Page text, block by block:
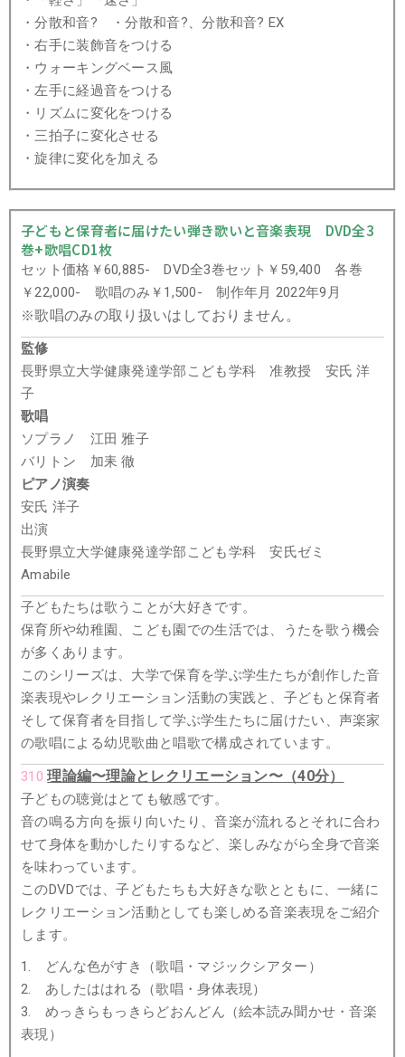
・分散和音? ・分散和音?、分散和音? EX
・右手に装飾音をつける
・ウォーキングベース風
・左手に経過音をつける
・リズムに変化をつける
・三拍子に変化させる
・旋律に変化を加える
子どもと保育者に届けたい弾き歌いと音楽表現 DVD全3
巻+歌唱CD1枚
セット価格￥60,885- DVD全3巻セット￥59,400 各巻
￥22,000- 歌唱のみ￥1,500-制作年月 2022年9月
※歌唱のみの取り扱いはしておりません。
監修
長野県立大学健康発達学部こども学科 准教授 安氏 洋
子
歌唱
ソプラノ 江田 雅子
バリトン 加耒 徹
ピアノ演奏
安氏 洋子
出演
長野県立大学健康発達学部こども学科 安氏ゼミ
Amabile
子どもたちは歌うことが大好きです。
保育所や幼稚園、こども園での生活では、うたを歌う機会
が多くあります。
このシリーズは、大学で保育を学ぶ学生たちが創作した音
楽表現やレクリエーション活動の実践と、子どもと保育者
そして保育者を目指して学ぶ学生たちに届けたい、声楽家
の歌唱による幼児歌曲と唱歌で構成されています。
310理論編〜理論とレクリエーション〜（40分）
子どもの聴覚はとても敏感です。
音の鳴る方向を振り向いたり、音楽が流れるとそれに合わ
せて身体を動かしたりするなど、楽しみながら全身で音楽
を味わっています。
このDVDでは、子どもたちも大好きな歌とともに、一緒に
レクリエーション活動としても楽しめる音楽表現をご紹介
します。
1. どんな色がすき（歌唱・マジックシアター）
2. あしたははれる（歌唱・身体表現）
3. めっきらもっきらどおんどん（絵本読み聞かせ・音楽
表現）